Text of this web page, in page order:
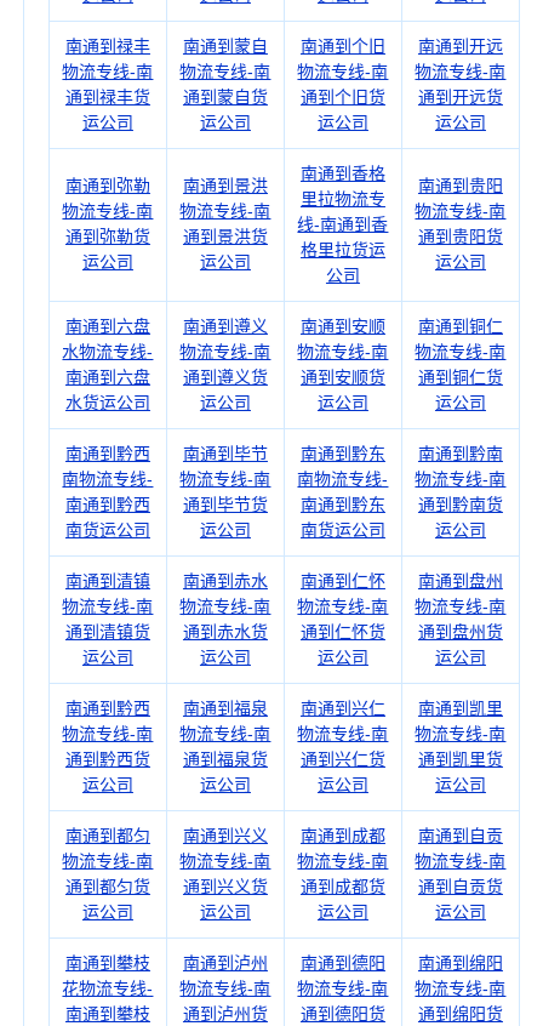
南通到禄丰
物流专线-南
通到禄丰货
运公司
南通到蒙自
物流专线-南
通到蒙自货
运公司
南通到个旧
物流专线-南
通到个旧货
运公司
南通到开远
物流专线-南
通到开远货
运公司
南通到弥勒
物流专线-南
通到弥勒货
运公司
南通到景洪
物流专线-南
通到景洪货
运公司
南通到香格
里拉物流专
线-南通到香
格里拉货运
公司
南通到贵阳
物流专线-南
通到贵阳货
运公司
南通到六盘
水物流专线-
南通到六盘
水货运公司
南通到遵义
物流专线-南
通到遵义货
运公司
南通到安顺
物流专线-南
通到安顺货
运公司
南通到铜仁
物流专线-南
通到铜仁货
运公司
南通到黔西
南物流专线-
南通到黔西
南货运公司
南通到毕节
物流专线-南
通到毕节货
运公司
南通到黔东
南物流专线-
南通到黔东
南货运公司
南通到黔南
物流专线-南
通到黔南货
运公司
南通到清镇
物流专线-南
通到清镇货
运公司
南通到赤水
物流专线-南
通到赤水货
运公司
南通到仁怀
物流专线-南
通到仁怀货
运公司
南通到盘州
物流专线-南
通到盘州货
运公司
南通到黔西
物流专线-南
通到黔西货
运公司
南通到福泉
物流专线-南
通到福泉货
运公司
南通到兴仁
物流专线-南
通到兴仁货
运公司
南通到凯里
物流专线-南
通到凯里货
运公司
南通到都匀
物流专线-南
通到都匀货
运公司
南通到兴义
物流专线-南
通到兴义货
运公司
南通到成都
物流专线-南
通到成都货
运公司
南通到自贡
物流专线-南
通到自贡货
运公司
南通到攀枝
花物流专线-
南通到攀枝
南通到泸州
物流专线-南
通到泸州货
南通到德阳
物流专线-南
通到德阳货
南通到绵阳
物流专线-南
通到绵阳货